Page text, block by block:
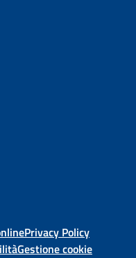
Privacy Policy
Gestione cookie